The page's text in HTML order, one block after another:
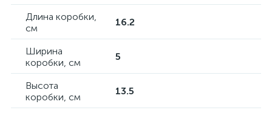
Длина коробки,
см
16.2
Ширина
коробки, см
5
Высота
коробки, см
13.5